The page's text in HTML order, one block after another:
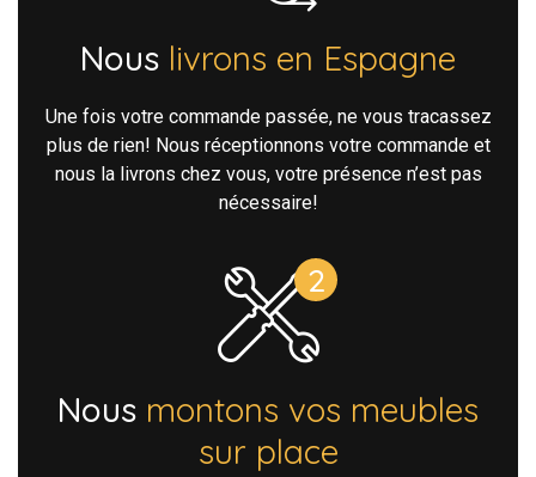
Nous livrons en Espagne
Une fois votre commande passée, ne vous tracassez
plus de rien! Nous réceptionnons votre commande et
nous la livrons chez vous, votre présence n’est pas
nécessaire!
Nous montons vos meubles
sur place